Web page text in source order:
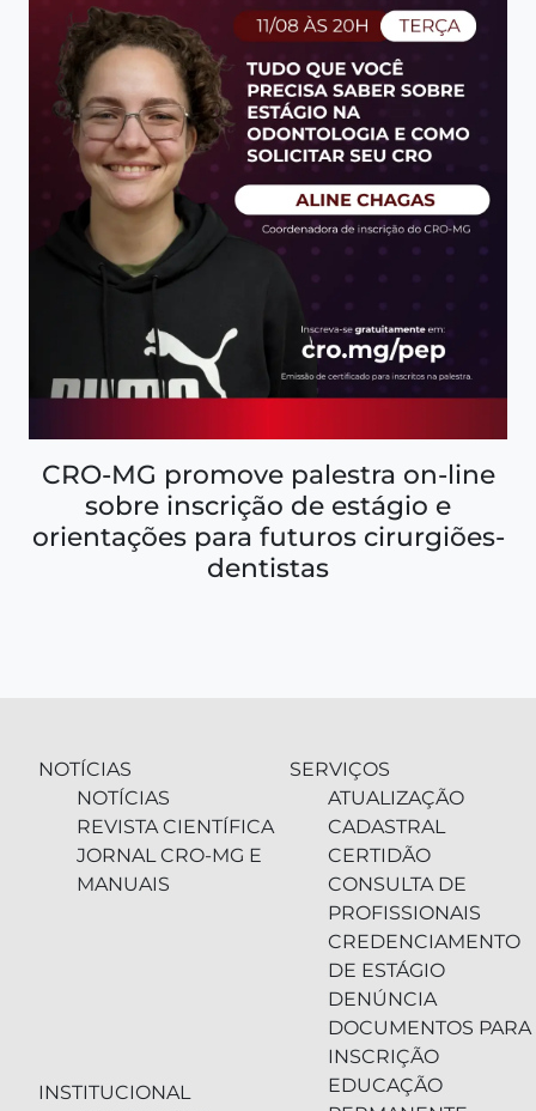
CRO-MG promove palestra on-line
sobre inscrição de estágio e
orientações para futuros cirurgiões-
dentistas
NOTÍCIAS
NOTÍCIAS
REVISTA CIENTÍFICA
JORNAL CRO-MG E
MANUAIS
INSTITUCIONAL
SERVIÇOS
ATUALIZAÇÃO
CADASTRAL
CERTIDÃO
CONSULTA DE
PROFISSIONAIS
CREDENCIAMENTO
DE ESTÁGIO
DENÚNCIA
DOCUMENTOS PARA
INSCRIÇÃO
EDUCAÇÃO